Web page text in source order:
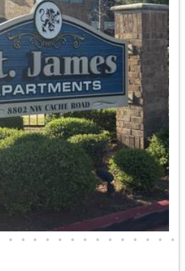
• • • • • • • • • • • • • •